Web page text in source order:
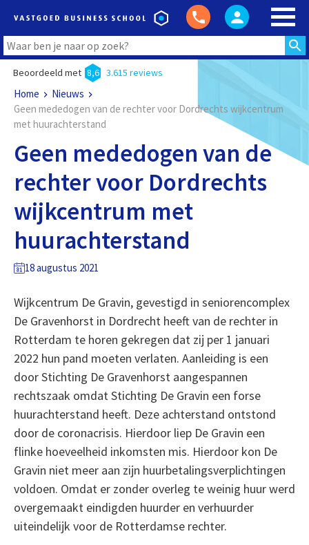
Beoordeeld met 8,6 3.615 reviews
Home
Nieuws
Geen mededogen van de rechter voor Dordrechts wijkcentrum
met huurachterstand
Geen mededogen van de
rechter voor Dordrechts
wijkcentrum met
huurachterstand
18 augustus 2021
Wijkcentrum De Gravin, gevestigd in seniorencomplex
De Gravenhorst in Dordrecht heeft van de rechter in
Rotterdam te horen gekregen dat zij per 1 januari
2022 hun pand moeten verlaten. Aanleiding is een
door Stichting De Gravenhorst aangespannen
rechtszaak omdat Stichting De Gravin een forse
huurachterstand heeft. Deze achterstand ontstond
door de coronacrisis. Hierdoor liep De Gravin een
flinke hoeveelheid inkomsten mis. Hierdoor kon De
Gravin niet meer aan zijn huurbetalingsverplichtingen
voldoen. Omdat er zonder overleg te weinig huur werd
overgemaakt eindigden huurder en verhuurder
uiteindelijk voor de Rotterdamse rechter.